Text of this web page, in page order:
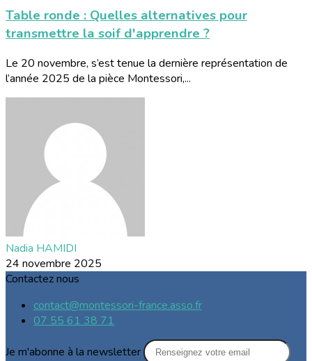
Table ronde : Quelles alternatives pour
transmettre la soif d'apprendre ?
Le 20 novembre, s’est tenue la dernière représentation de
l’année 2025 de la pièce Montessori,...
Nadia HAMIDI
24 novembre 2025
Contactez nous
contact@montessori-france.asso.fr
07 55 61 38 71
Je m'abonne à la newsletter